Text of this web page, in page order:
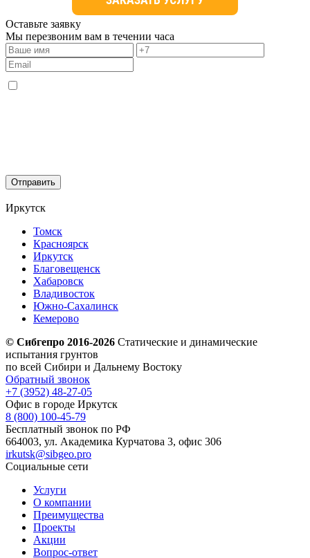
Оставьте заявку
Мы перезвоним вам в течении часа
Отправить
Иркутск
Томск
Красноярск
Иркутск
Благовещенск
Хабаровск
Владивосток
Южно-Сахалинск
Кемерово
© Сибгепро 2016-2026 Статические и динамические
испытания грунтов
по всей Сибири и Дальнему Востоку
Обратный звонок
+7 (3952) 48-27-05
Офис в городе Иркутск
8 (800) 100-45-79
Бесплатный звонок по РФ
664003, ул. Академика Курчатова 3, офис 306
irkutsk@sibgeo.pro
Социальные сети
Услуги
О компании
Преимущества
Проекты
Акции
Вопрос-ответ